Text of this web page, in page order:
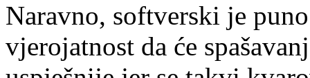
Naravno, softverski je
vjerojatnost da će